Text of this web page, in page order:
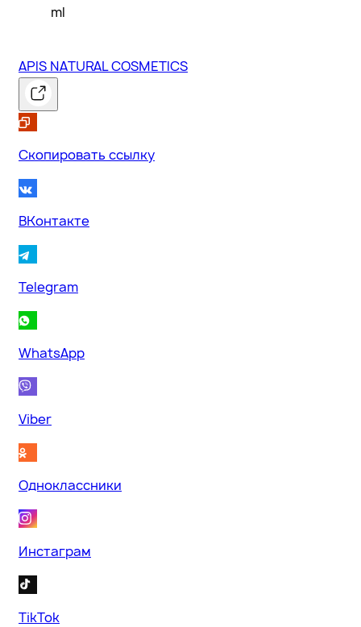
ml
APIS NATURAL COSMETICS
Скопировать ссылку
ВКонтакте
Telegram
WhatsApp
Viber
Одноклассники
Инстаграм
TikTok